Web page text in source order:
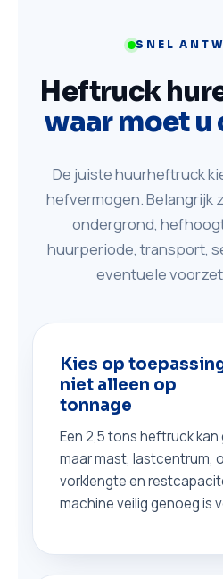
SNEL
Heftruck
waar moet u
De juiste huurheftruck
hefvermogen. Belangrijk
ondergrond,
huurperiode, transport,
eventuele
Kies op
niet alleen op
tonnage
Een 2,5 tons heftruck kan
maar mast, lastcentrum,
vorklengte en
machine veilig genoeg is